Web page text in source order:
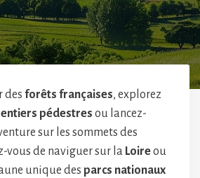
des forêts françaises, explorez
pédestres ou lancez-
sur les sommets des
vous de naviguer sur la Loireou
unique des parcs nationaux